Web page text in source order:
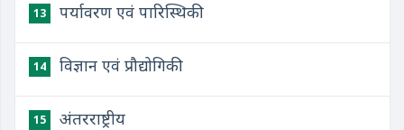
13 पर्यावरण एवं पारिस्थिकी
14 विज्ञान एवं प्रौद्योगिकी
15 अंतरराष्ट्रीय